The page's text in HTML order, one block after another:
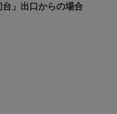
」出口からの場合